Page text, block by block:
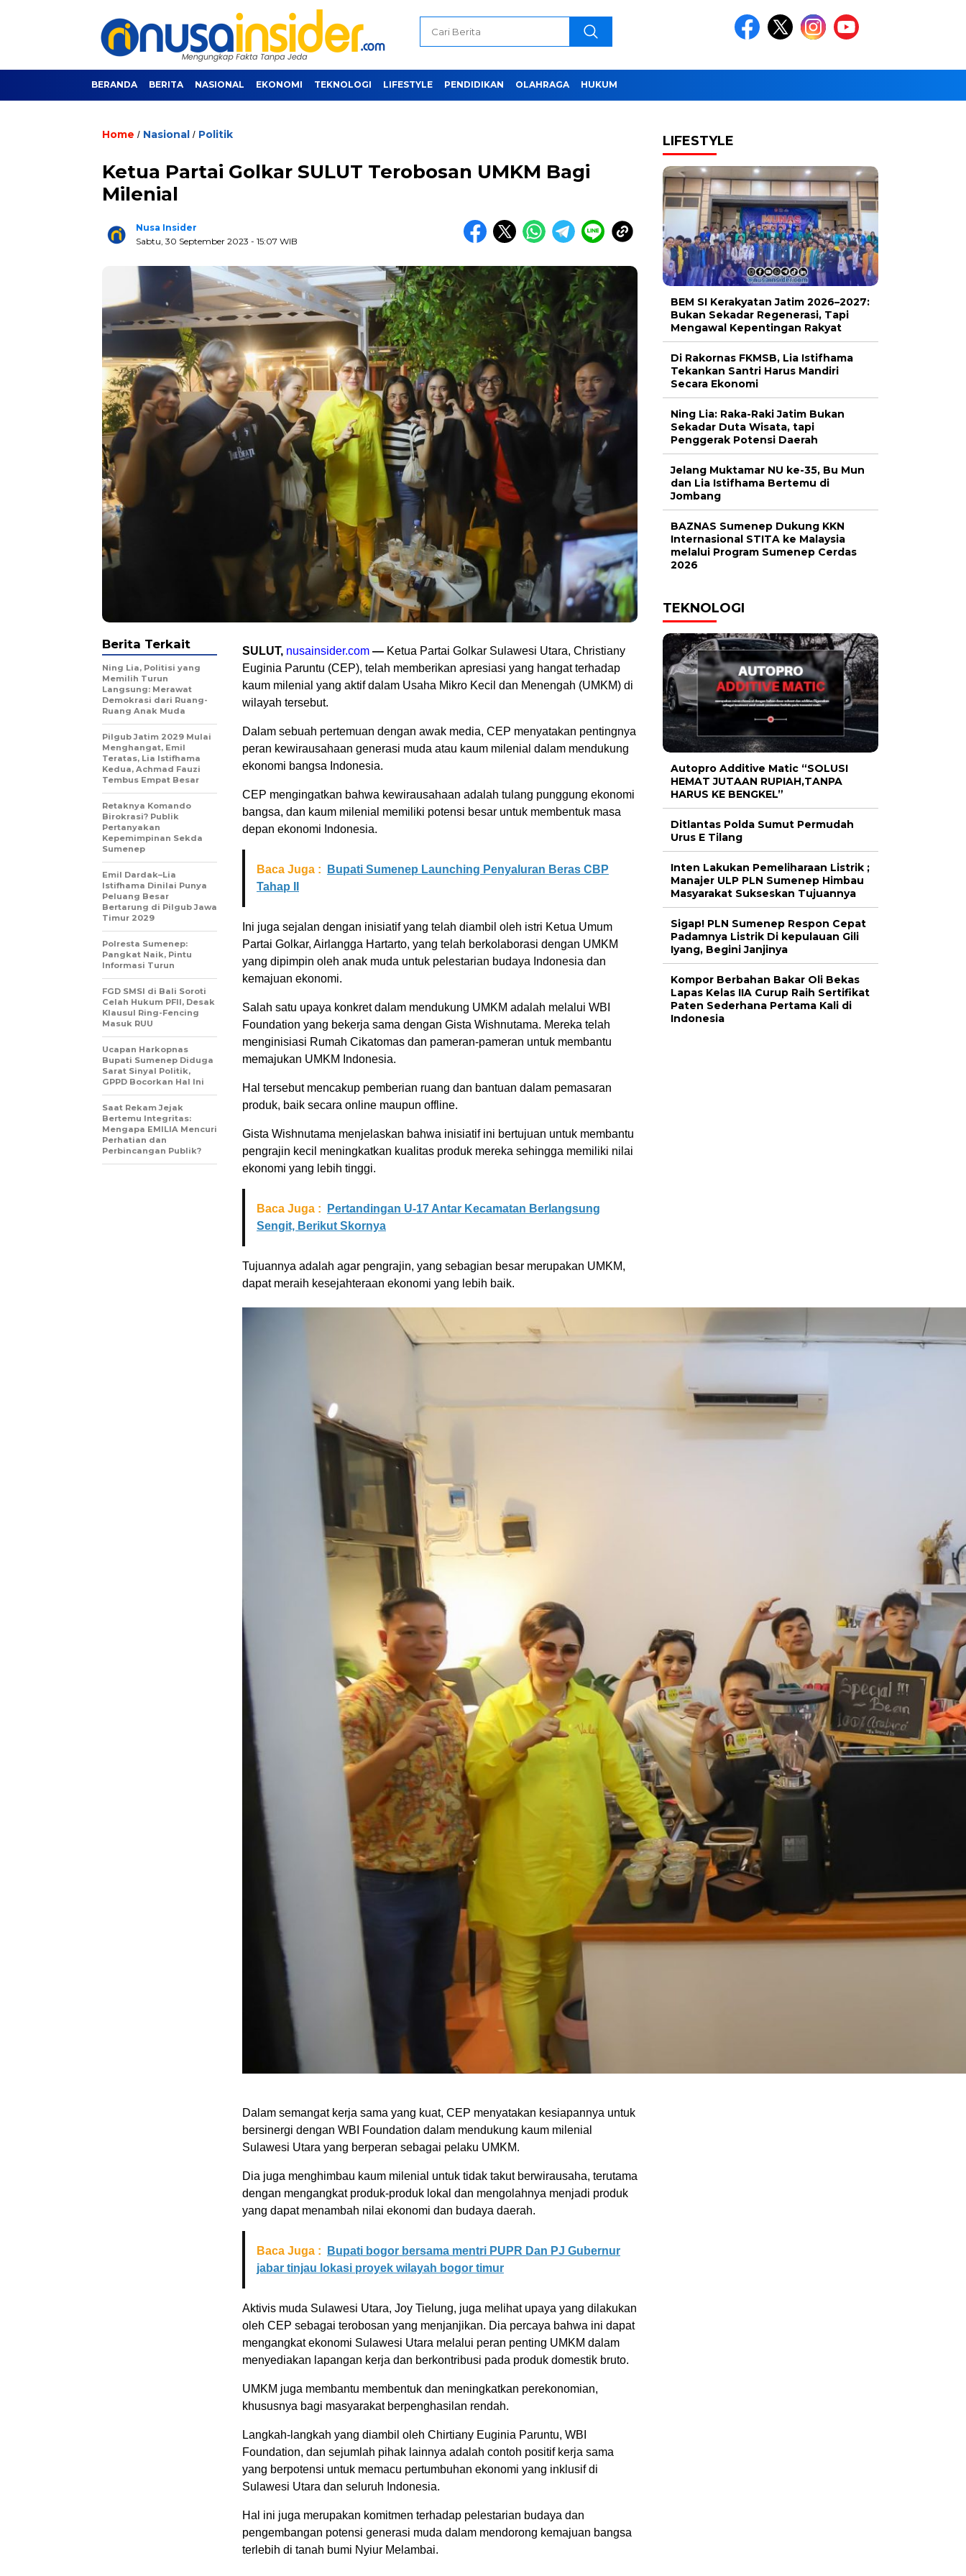
BERANDA BERITA NASIONAL EKONOMI TEKNOLOGI LIFESTYLE PENDIDIKAN OLAHRAGA HUKUM
Home / Nasional / Politik
Ketua Partai Golkar SULUT Terobosan UMKM Bagi
Milenial
Nusa Insider
Sabtu, 30 September 2023 - 15:07 WIB
SULUT, nusainsider.com — Ketua Partai Golkar Sulawesi Utara, Christiany
Euginia Paruntu (CEP), telah memberikan apresiasi yang hangat terhadap
kaum milenial yang aktif dalam Usaha Mikro Kecil dan Menengah (UMKM) di
wilayah tersebut.
Dalam sebuah pertemuan dengan awak media, CEP menyatakan pentingnya
peran kewirausahaan generasi muda atau kaum milenial dalam mendukung
ekonomi bangsa Indonesia.
CEP mengingatkan bahwa kewirausahaan adalah tulang punggung ekonomi
bangsa, dan kaum milenial memiliki potensi besar untuk membentuk masa
depan ekonomi Indonesia.
Baca Juga :
Bupati Sumenep Launching Penyaluran Beras CBP
Tahap II
Ini juga sejalan dengan inisiatif yang telah diambil oleh istri Ketua Umum
Partai Golkar, Airlangga Hartarto, yang telah berkolaborasi dengan UMKM
yang dipimpin oleh anak muda untuk pelestarian budaya Indonesia dan
kemajuan ekonomi.
Salah satu upaya konkret dalam mendukung UMKM adalah melalui WBI
Foundation yang bekerja sama dengan Gista Wishnutama. Mereka telah
menginisiasi Rumah Cikatomas dan pameran-pameran untuk membantu
memajukan UMKM Indonesia.
Hal tersebut mencakup pemberian ruang dan bantuan dalam pemasaran
produk, baik secara online maupun offline.
Gista Wishnutama menjelaskan bahwa inisiatif ini bertujuan untuk membantu
pengrajin kecil meningkatkan kualitas produk mereka sehingga memiliki nilai
ekonomi yang lebih tinggi.
Baca Juga :
Pertandingan U-17 Antar Kecamatan Berlangsung
Sengit, Berikut Skornya
Tujuannya adalah agar pengrajin, yang sebagian besar merupakan UMKM,
dapat meraih kesejahteraan ekonomi yang lebih baik.
Dalam semangat kerja sama yang kuat, CEP menyatakan kesiapannya untuk
bersinergi dengan WBI Foundation dalam mendukung kaum milenial
Sulawesi Utara yang berperan sebagai pelaku UMKM.
Dia juga menghimbau kaum milenial untuk tidak takut berwirausaha, terutama
dengan mengangkat produk-produk lokal dan mengolahnya menjadi produk
yang dapat menambah nilai ekonomi dan budaya daerah.
Baca Juga :
Bupati bogor bersama mentri PUPR Dan PJ Gubernur
jabar tinjau lokasi proyek wilayah bogor timur
Aktivis muda Sulawesi Utara, Joy Tielung, juga melihat upaya yang dilakukan
oleh CEP sebagai terobosan yang menjanjikan. Dia percaya bahwa ini dapat
mengangkat ekonomi Sulawesi Utara melalui peran penting UMKM dalam
menyediakan lapangan kerja dan berkontribusi pada produk domestik bruto.
UMKM juga membantu membentuk dan meningkatkan perekonomian,
khususnya bagi masyarakat berpenghasilan rendah.
Langkah-langkah yang diambil oleh Chirtiany Euginia Paruntu, WBI
Foundation, dan sejumlah pihak lainnya adalah contoh positif kerja sama
yang berpotensi untuk memacu pertumbuhan ekonomi yang inklusif di
Sulawesi Utara dan seluruh Indonesia.
Hal ini juga merupakan komitmen terhadap pelestarian budaya dan
pengembangan potensi generasi muda dalam mendorong kemajuan bangsa
terlebih di tanah bumi Nyiur Melambai.
Berita Terkait
Ning Lia, Politisi yang
Memilih Turun
Langsung: Merawat
Demokrasi dari Ruang-
Ruang Anak Muda
Pilgub Jatim 2029 Mulai
Menghangat, Emil
Teratas, Lia Istifhama
Kedua, Achmad Fauzi
Tembus Empat Besar
Retaknya Komando
Birokrasi? Publik
Pertanyakan
Kepemimpinan Sekda
Sumenep
Emil Dardak–Lia
Istifhama Dinilai Punya
Peluang Besar
Bertarung di Pilgub Jawa
Timur 2029
Polresta Sumenep:
Pangkat Naik, Pintu
Informasi Turun
FGD SMSI di Bali Soroti
Celah Hukum PFII, Desak
Klausul Ring-Fencing
Masuk RUU
Ucapan Harkopnas
Bupati Sumenep Diduga
Sarat Sinyal Politik,
GPPD Bocorkan Hal Ini
Saat Rekam Jejak
Bertemu Integritas:
Mengapa EMILIA Mencuri
Perhatian dan
Perbincangan Publik?
LIFESTYLE
BEM SI Kerakyatan Jatim 2026–2027:
Bukan Sekadar Regenerasi, Tapi
Mengawal Kepentingan Rakyat
Di Rakornas FKMSB, Lia Istifhama
Tekankan Santri Harus Mandiri
Secara Ekonomi
Ning Lia: Raka-Raki Jatim Bukan
Sekadar Duta Wisata, tapi
Penggerak Potensi Daerah
Jelang Muktamar NU ke-35, Bu Mun
dan Lia Istifhama Bertemu di
Jombang
BAZNAS Sumenep Dukung KKN
Internasional STITA ke Malaysia
melalui Program Sumenep Cerdas
2026
TEKNOLOGI
Autopro Additive Matic “SOLUSI
HEMAT JUTAAN RUPIAH,TANPA
HARUS KE BENGKEL”
Ditlantas Polda Sumut Permudah
Urus E Tilang
Inten Lakukan Pemeliharaan Listrik ;
Manajer ULP PLN Sumenep Himbau
Masyarakat Sukseskan Tujuannya
Sigap! PLN Sumenep Respon Cepat
Padamnya Listrik Di kepulauan Gili
Iyang, Begini Janjinya
Kompor Berbahan Bakar Oli Bekas
Lapas Kelas IIA Curup Raih Sertifikat
Paten Sederhana Pertama Kali di
Indonesia